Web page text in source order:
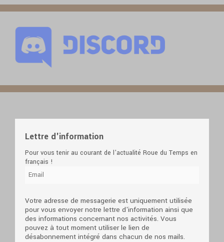
Lettre d'information
Pour vous tenir au courant de l'actualité Roue du Temps en
français !
Votre adresse de messagerie est uniquement utilisée
pour vous envoyer notre lettre d'information ainsi que
des informations concernant nos activités. Vous
pouvez à tout moment utiliser le lien de
désabonnement intégré dans chacun de nos mails.